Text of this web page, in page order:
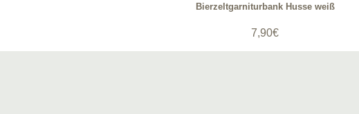
Bierzeltgarniturbank Husse weiß
7,90€